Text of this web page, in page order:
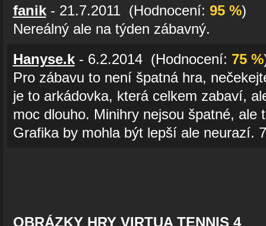
fanik- 21.7.2011 (Hodnocení: 95 %)
Nereálný ale na týden zábavný.
Hanyse.k- 6.2.2014 (Hodnocení: 75 %
Pro zábavu to není špatná hra,
je to arkádovka, která celkem zabaví,
moc dlouho. Minihry nejsou špatné, ale
Grafika by mohla být lepší ale neurazí.
OBRÁZKY HRY VIRTUA TENNIS 4